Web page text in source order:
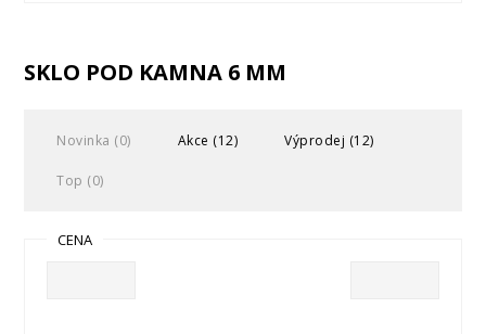
SKLO POD KAMNA 6 MM
Novinka (0) Akce (12) Výprodej (12)
Top (0)
CENA